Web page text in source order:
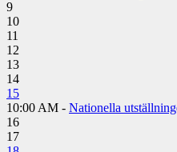
9
10
11
12
13
14
15
10:00 AM - Nationella
16
17